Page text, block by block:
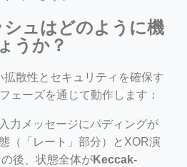
シュはどのように機
うか？
拡散性とセキュリティを確保す
ェーズを通じて動作します：
力メッセージにパディングが
（「レート」部分）とXOR演
後、状態全体がKeccak-